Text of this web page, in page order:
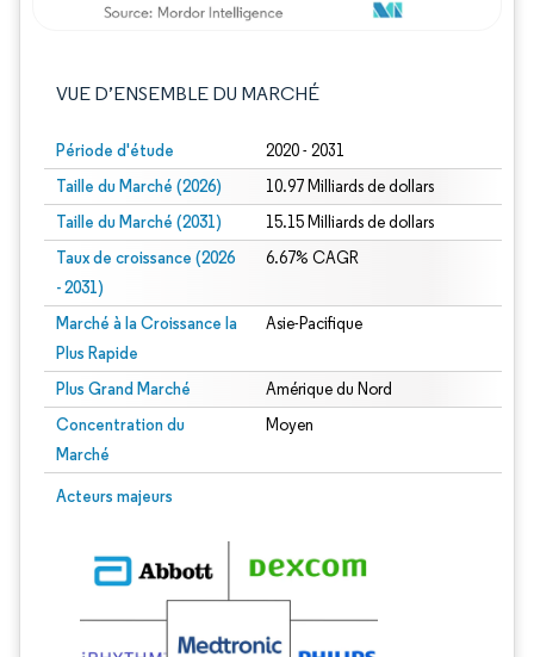
VUE D’ENSEMBLE DU MARCHÉ
Période d'étude 2020 - 2031
Taille du Marché (2026) 10.97 Milliards de dollars
Taille du Marché (2031) 15.15 Milliards de dollars
Taux de croissance (2026
- 2031)
6.67% CAGR
Marché à la Croissance la
Plus Rapide
Asie-Pacifique
Plus Grand Marché Amérique du Nord
Concentration du
Marché
Moyen
Acteurs majeurs
Image © Mordor Intelligence. La réutilisation nécessite une attribution sous CC